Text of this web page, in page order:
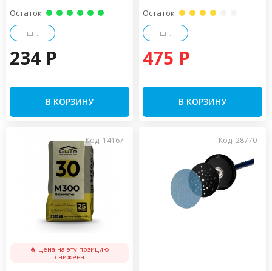
Остаток
шт.
234 P
В КОРЗИНУ
Остаток
шт.
475 P
В КОРЗИНУ
Код: 14167
🔥 Цена на эту позицию
снижена
Код: 28770